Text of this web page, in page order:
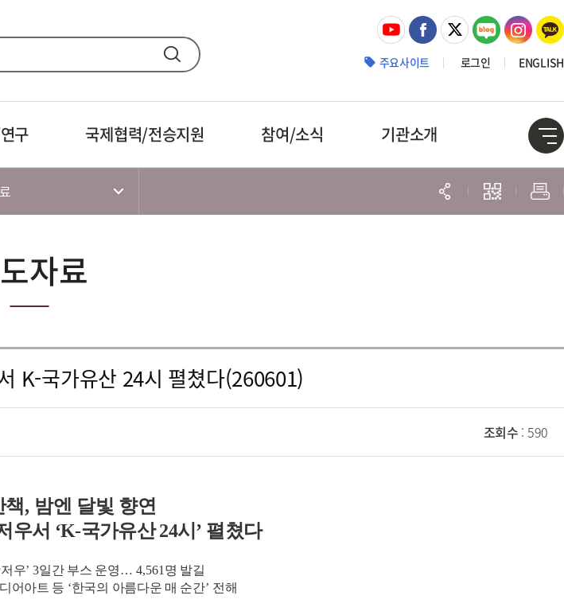
주요사이트 로그인 ENGLISH
구 국제협력/전승지원 참여/소식 기관소개
자료
K-국가유산 24시 펼쳤다(260601)
조회수 : 590
, 밤엔 달빛 향연
우서 ‘K-국가유산24시 ’ 펼쳤다
우’ 3일간 부스 운영… 4,561 명 발길
어아트 등 ‘한국의 아름다운 매 순간’ 전해